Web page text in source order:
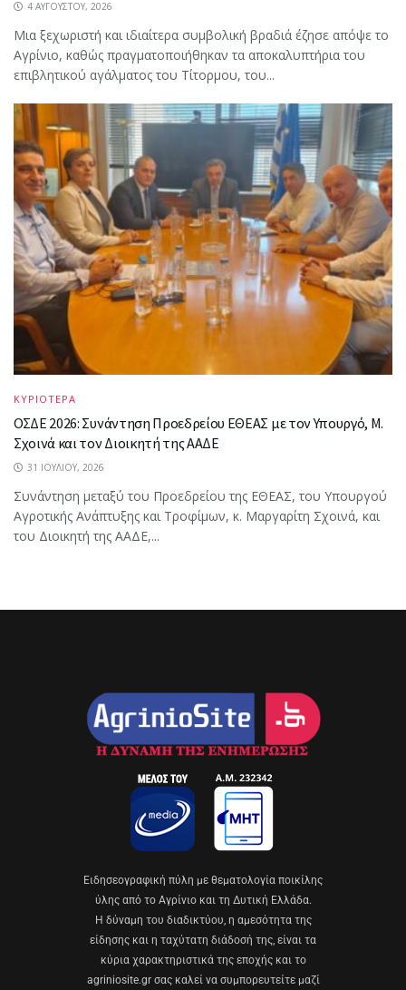
4 ΑΥΓΟΎΣΤΟΥ, 2026
Μια ξεχωριστή και ιδιαίτερα συμβολική βραδιά έζησε απόψε το
Αγρίνιο, καθώς πραγματοποιήθηκαν τα αποκαλυπτήρια του
επιβλητικού αγάλματος του Τίτορμου, του...
ΚΥΡΙΟΤΕΡΑ
ΟΣΔΕ 2026: Συνάντηση Προεδρείου ΕΘΕΑΣ με τον Υπουργό, Μ.
Σχοινά και τον Διοικητή της ΑΑΔΕ
31 ΙΟΥΛΊΟΥ, 2026
Συνάντηση μεταξύ του Προεδρείου της ΕΘΕΑΣ, του Υπουργού
Αγροτικής Ανάπτυξης και Τροφίμων, κ. Μαργαρίτη Σχοινά, και
του Διοικητή της ΑΑΔΕ,...
Eιδησεογραφική πύλη με θεματολογία ποικίλης
ύλης από το Αγρίνιο και τη Δυτική Ελλάδα.
Η δύναμη του διαδικτύου, η αμεσότητα της
είδησης και η ταχύτατη διάδοσή της, είναι τα
κύρια χαρακτηριστικά της εποχής και το
agriniosite.gr σας καλεί να συμπορευτείτε μαζί